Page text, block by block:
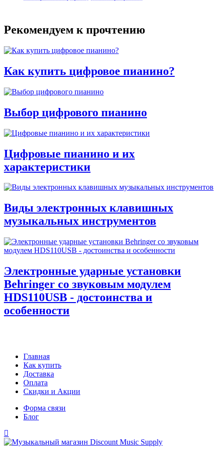
Рекомендуем к прочтению
Как купить цифровое пианино?
Выбор цифрового пианино
Цифровые пианино и их
характеристики
Виды электронных клавишных
музыкальных инструментов
Электронные ударные установки
Behringer со звуковым модулем
HDS110USB - достоинства и
особенности
Главная
Как купить
Доставка
Оплата
Скидки и Акции
Форма связи
Блог